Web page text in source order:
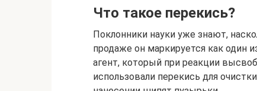
Что такое перекись?
Поклонники науки уже знают,
продаже он маркируется как один
агент, который при реакции
использовали перекись для